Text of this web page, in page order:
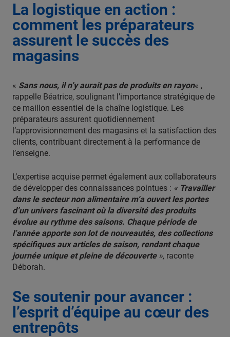
La logistique en action :
comment les préparateurs
assurent le succès des
magasins
« Sans nous, il n’y aurait pas de produits en rayon« ,
rappelle Béatrice, soulignant l’importance stratégique de
ce maillon essentiel de la chaîne logistique. Les
préparateurs assurent quotidiennement
l’approvisionnement des magasins et la satisfaction des
clients, contribuant directement à la performance de
l’enseigne.
L’expertise acquise permet également aux collaborateurs
de développer des connaissances pointues : « Travailler
dans le secteur non alimentaire m’a ouvert les portes
d’un univers fascinant où la diversité des produits
évolue au rythme des saisons. Chaque période de
l’année apporte son lot de nouveautés, des collections
spécifiques aux articles de saison, rendant chaque
journée unique et pleine de découverte », raconte
Déborah.
Se soutenir pour avancer :
l’esprit d’équipe au cœur des
entrepôts